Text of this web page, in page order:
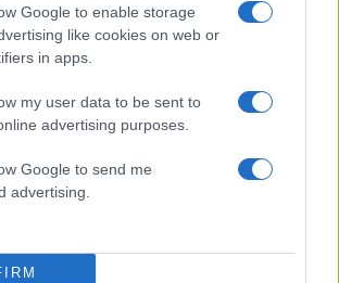
Google to enable storage
like cookies on web or
in apps.
my user data to be sent to
advertising purposes.
Google to send me
advertising.
ΣΤΗΝ ΟΥΚΡΑΝΙΑ
ΡΩΣΙΑ
Νewsit.gr στοGoogle News
για όλη την ειδησεογραφία και τα